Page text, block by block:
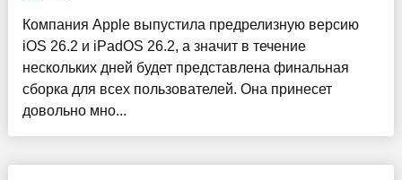
Компания Apple выпустила предрелизную версию
iOS 26.2 и iPadOS 26.2, а значит в течение
нескольких дней будет представлена финальная
сборка для всех пользователей. Она принесет
довольно мно...